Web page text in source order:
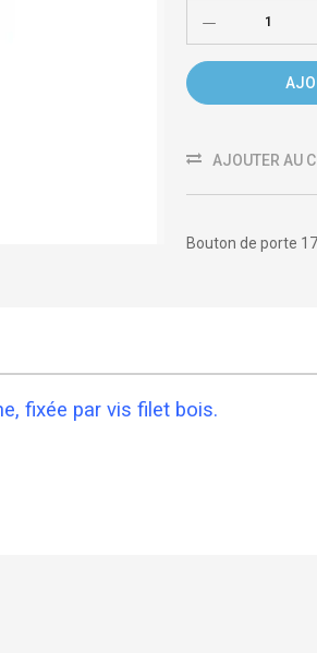
AJOUTER AU
Bouton de porte
fixée par vis filet bois.